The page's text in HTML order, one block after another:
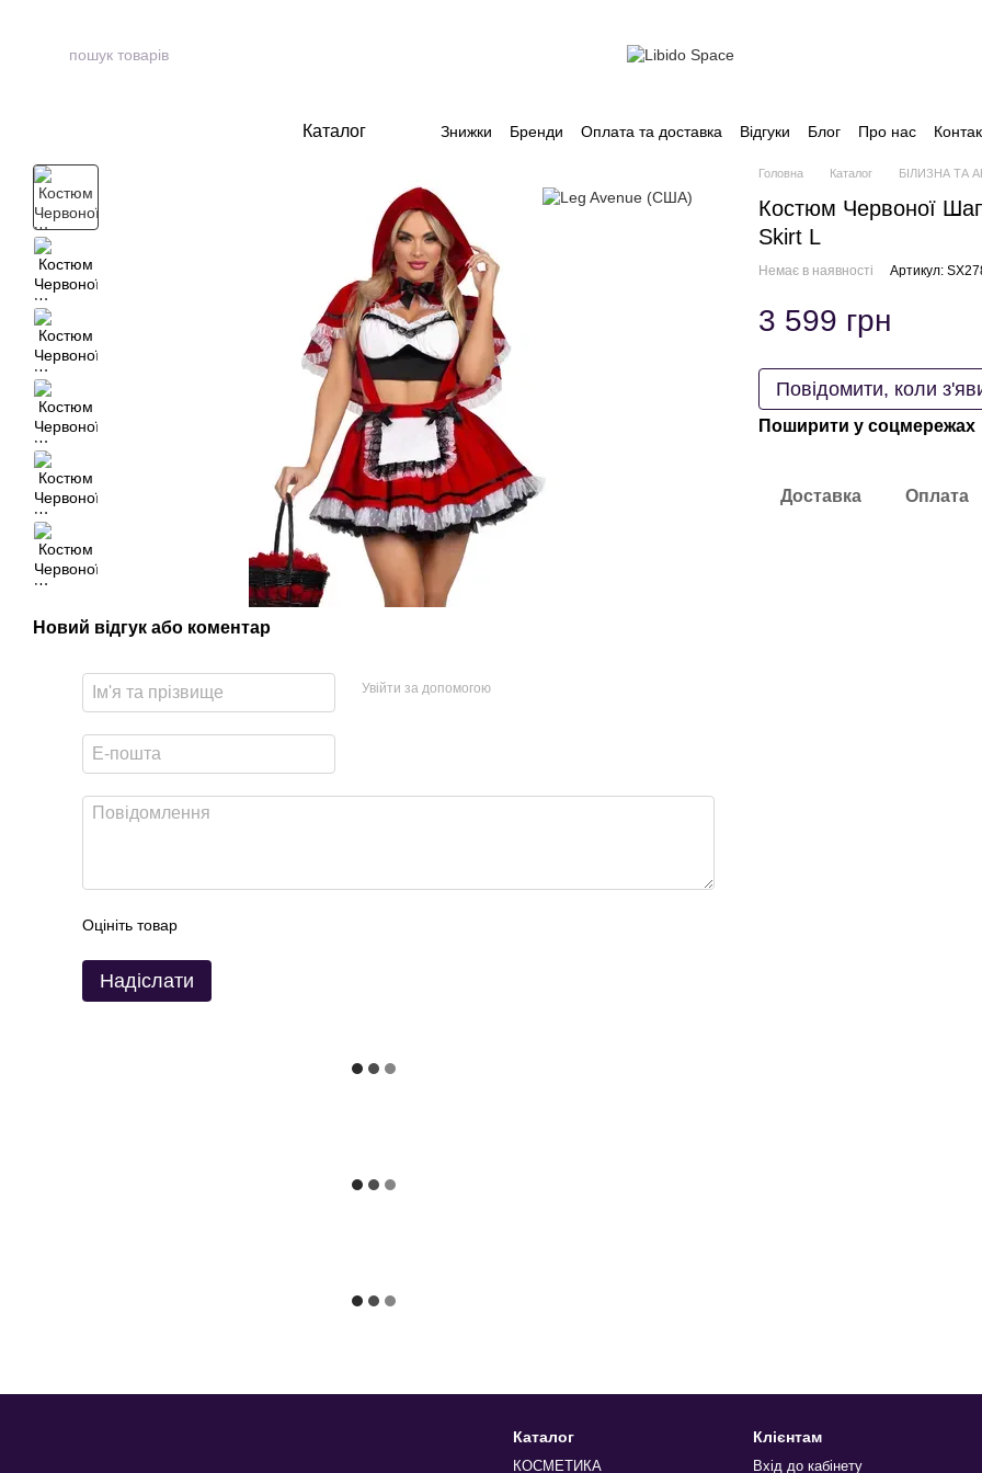
Каталог Знижки Бренди Оплата та доставка Відгуки Блог Про нас
Новий відгук або коментар
Увійти за допомогою
Оцініть товар
Надіслати
Головна Каталог БІЛИЗНА ТА
Костюм Червоної
Skirt L
Немає в наявності Артикул:
3 599 грн
Повідомити, коли
Поширити у соцмережах
Доставка Оплата
Каталог
КОСМЕТИКА
Клієнтам
Вхід до кабінету